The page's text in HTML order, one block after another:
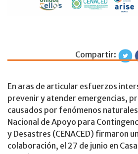
Cemefi y
Compartir:
En aras de articular esfuerzos
prevenir y atender emergencias,
causados por fenómenos
Nacional de Apoyo para
y Desastres (CENACED) firmaron
colaboración, el 27 de junio en